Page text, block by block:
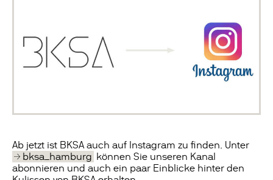
Ab jetzt ist BKSA auch auf Instagram zu finden. Unter
bksa_hamburg können Sie unseren Kanal
abonnieren und auch ein paar Einblicke hinter den